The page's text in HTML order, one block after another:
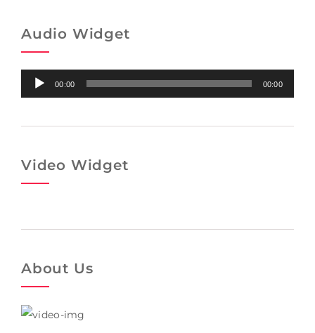
Audio Widget
Audio-
Player
00:00 00:00
Video Widget
About Us